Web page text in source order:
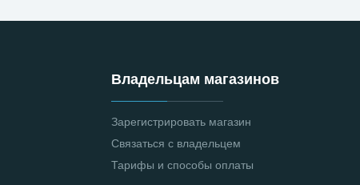
Владельцам магазинов
Зарегистрировать магазин
Связаться с владельцем
Тарифы и способы оплаты